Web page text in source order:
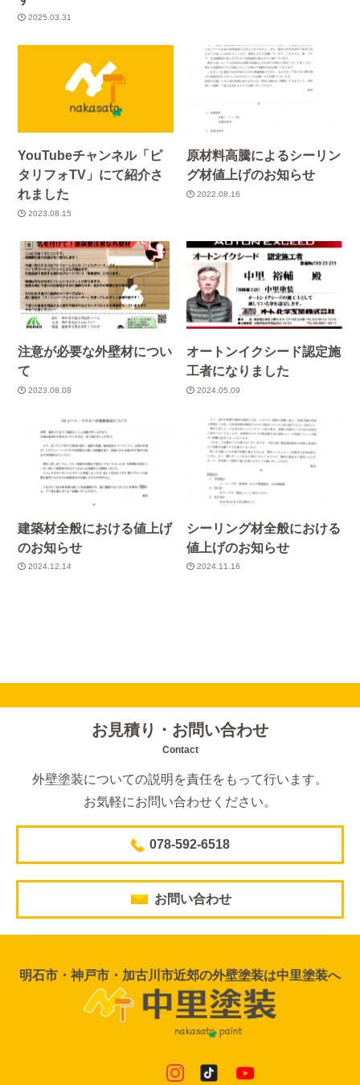
2025.03.31
YouTubeチャンネル「ピ
タリフォTV」にて紹介さ
れました
2023.08.15
原材料高騰によるシーリン
グ材値上げのお知らせ
2022.08.16
注意が必要な外壁材につい
て
2023.08.08
オートンイクシード認定施
工者になりました
2024.05.09
建築材全般における値上げ
のお知らせ
2024.12.14
シーリング材全般における
値上げのお知らせ
2024.11.16
お見積り・お問い合わせ
Contact
外壁塗装についての説明を責任をもって行います。
お気軽にお問い合わせください。
078-592-6518
お問い合わせ
明石市・神戸市・加古川市近郊の外壁塗装は中里塗装へ